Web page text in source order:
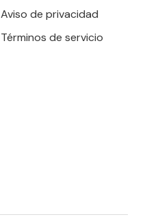
Aviso de privacidad
Términos de servicio